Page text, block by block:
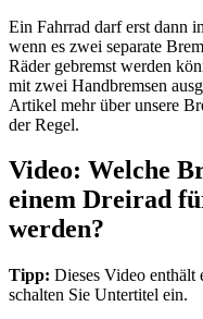
Ein Fahrrad darf erst dann
wenn es zwei separate
Räder gebremst werden
mit zwei Handbremsen
Artikel mehr über unsere
der Regel.
Video: Welche
einem Dreirad
werden?
Tipp: Dieses Video enthält
schalten Sie Untertitel ein.